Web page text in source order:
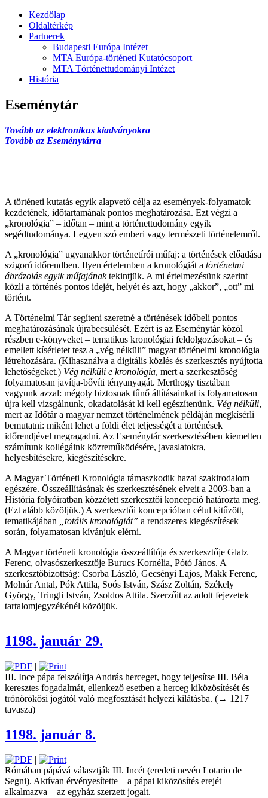
Kezdőlap
Oldaltérkép
Partnerek
Budapesti Európa Intézet
MTA Európa-történeti Kutatócsoport
MTA Történettudományi Intézet
História
Eseménytár
Tovább az elektronikus kiadványokra
Tovább az Eseménytárra
A történeti kutatás egyik alapvető célja az események-folyamatok
kezdetének, időtartamának pontos meghatározása. Ezt végzi a
„kronológia” – időtan – mint a történettudomány egyik
segédtudománya. Legyen szó emberi vagy természeti történelemről.
A „kronológia” ugyanakkor történetírói műfaj: a történések előadása
szigorú időrendben. Ilyen értelemben a kronológiát a történelmi
ábrázolás egyik műfajánaktekintjük. A mi értelmezésünk szerint
közli a történés pontos idejét, helyét és azt, hogy „akkor”, „ott” mi
történt.
A Történelmi Tár segíteni szeretné a történések időbeli pontos
meghatározásának újrabecsülését. Ezért is az Eseménytár közöl
részben e-könyveket – tematikus kronológiai feldolgozásokat – és
emellett kísérletet tesz a „vég nélküli” magyar történelmi kronológia
létrehozására. (Kihasználva a digitális közlés és szerkesztés nyújtotta
lehetőségeket.) Vég nélküli e kronológia, mert a szerkesztőség
folyamatosan javítja-bővíti tényanyagát. Merthogy tisztában
vagyunk azzal: mégoly biztosnak tűnő állításainkat is folyamatosan
újra kell vizsgálnunk, okadatolását ki kell egészítenünk. Vég nélküli,
mert az Időtár a magyar nemzet történelmének példáján megkísérli
bemutatni: miként lehet a földi élet teljességét a történések
időrendjével megragadni. Az Eseménytár szerkesztésében kiemelten
számítunk kollégáink közreműködésére, javaslatokra,
helyesbítésekre, kiegészítésekre.
A Magyar Történeti Kronológia támaszkodik hazai szakirodalom
egészére. Összeállításának és szerkesztésének elveit a 2003-ban a
História folyóiratban közzétett szerkesztői koncepció határozta meg.
(Ezt alább közöljük.) A szerkesztői koncepcióban célul kitűzött,
tematikájában
„totális kronológiát” a rendszeres kiegészítések
során, folyamatosan kívánjuk elérni.
A Magyar történeti kronológia összeállítója és szerkesztője Glatz
Ferenc, olvasószerkesztője Burucs Kornélia, Pótó János. A
szerkesztőbizottság: Csorba László, Gecsényi Lajos, Makk Ferenc,
Molnár Antal, Pók Attila, Soós István, Szász Zoltán, Székely
György, Tringli István, Zsoldos Attila. Szerzőit az adott fejezetek
tartalomjegyzékénél közöljük.
1198. január 29.
|
III. Ince pápa felszólítja András herceget, hogy teljesítse III. Béla
keresztes fogadalmát, ellenkező esetben a herceg kiközösítését és
trónörökösi jogától való megfosztását helyezi kilátásba. (→ 1217
tavasza)
1198. január 8.
|
Rómában pápává választják III. Incét (eredeti nevén Lotario de
Segni). Aktívan érvényesítette – a pápai kiközösítés erejét
alkalmazva – az egyház szerzett jogait.